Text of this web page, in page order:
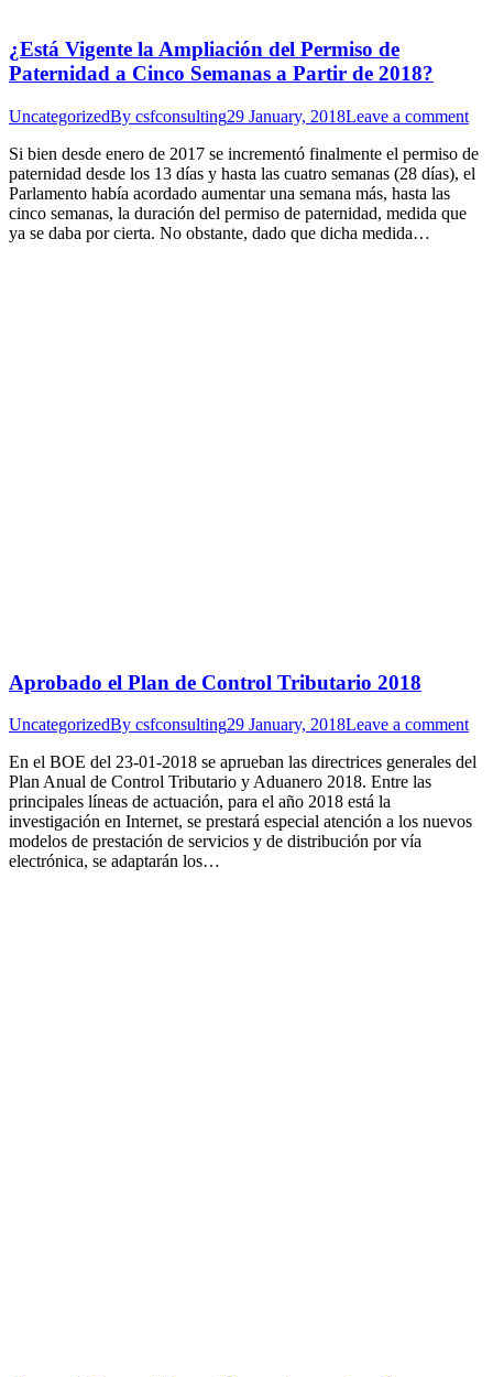
¿Está Vigente la Ampliación del Permiso de
Paternidad a Cinco Semanas a Partir de 2018?
UncategorizedBy csfconsulting29 January, 2018Leave a comment
Si bien desde enero de 2017 se incrementó finalmente el permiso de
paternidad desde los 13 días y hasta las cuatro semanas (28 días), el
Parlamento había acordado aumentar una semana más, hasta las
cinco semanas, la duración del permiso de paternidad, medida que
ya se daba por cierta. No obstante, dado que dicha medida…
Aprobado el Plan de Control Tributario 2018
UncategorizedBy csfconsulting29 January, 2018Leave a comment
En el BOE del 23-01-2018 se aprueban las directrices generales del
Plan Anual de Control Tributario y Aduanero 2018. Entre las
principales líneas de actuación, para el año 2018 está la
investigación en Internet, se prestará especial atención a los nuevos
modelos de prestación de servicios y de distribución por vía
electrónica, se adaptarán los…